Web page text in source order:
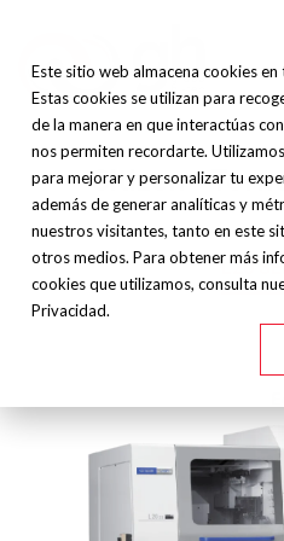
Este sitio web almacena cookies
Estas cookies se utilizan para
de la manera en que interactúas
nos permiten recordarte.
para mejorar y personalizar tu
además de generar analíticas y
nuestros visitantes, tanto en este
otros medios. Para obtener más
cookies que utilizamos, consulta
Privacidad.
Citizen -
L20